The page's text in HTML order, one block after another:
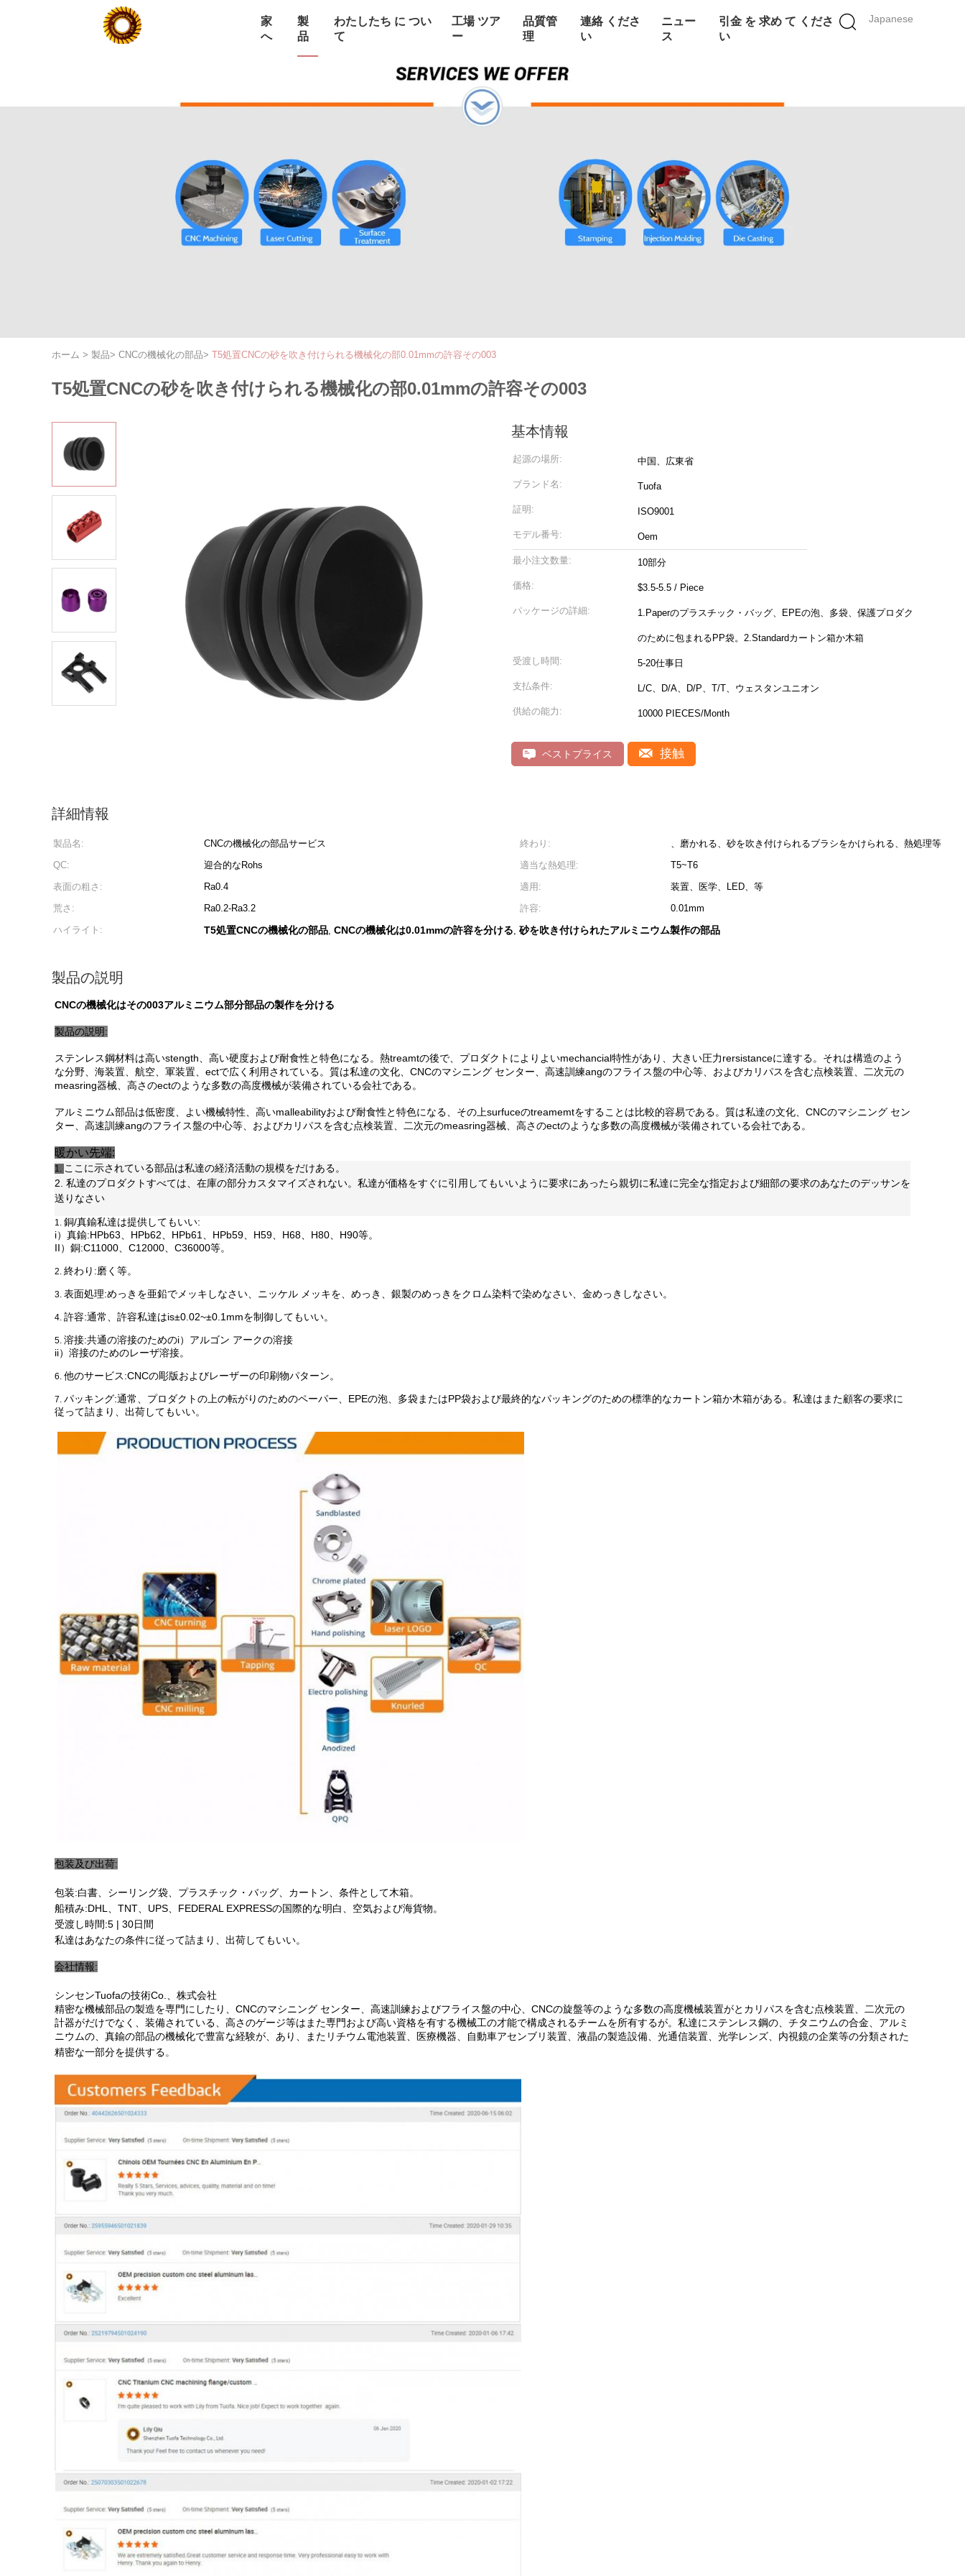
Japanese
家
へ
製
品
わたしたち に つい
て
工場 ツア
ー
品質管
理
連絡 くださ
い
ニュー
ス
引金 を 求め て くださ
い
ホーム > 製品> CNCの機械化の部品> T5処置CNCの砂を吹き付けられる機械化の部0.01mmの許容その003
T5処置CNCの砂を吹き付けられる機械化の部0.01mmの許容その003
基本情報
起源の場所: 中国、広東省
ブランド名: Tuofa
証明: ISO9001
モデル番号: Oem
最小注文数量: 10部分
価格: $3.5-5.5 / Piece
パッケージの詳細: 1.Paperのプラスチック・バッグ、EPEの泡、多袋、保護プロダクト
のために包まれるPP袋。2.Standardカートン箱か木箱
受渡し時間: 5-20仕事日
支払条件: L/C、D/A、D/P、T/T、ウェスタンユニオン
供給の能力: 10000 PIECES/Month
ベストプライス 接触
詳細情報
製品名: CNCの機械化の部品サービス 終わり:
、磨かれる、砂を吹き付けられるブラシをかけられる、熱処理等
QC:
迎合的なRohs 適当な熱処理:
T5~T6
表面の粗さ:
Ra0.4 適用:
装置、医学、LED、等
荒さ:
Ra0.2-Ra3.2 許容:
0.01mm
ハイライト:
T5処置CNCの機械化の部品, CNCの機械化は0.01mmの許容を分ける, 砂を吹き付けられたアルミニウム製作の部品
製品の説明
CNCの機械化はその003アルミニウム部分部品の製作を分ける
製品の説明:
ステンレス鋼材料は高いstength、高い硬度および耐食性と特色になる。熱treamtの後で、プロダクトによりよいmechancial特性があり、大きい圧力rersistanceに達する。それは構造のよう
な分野、海装置、航空、軍装置、ectで広く利用されている。質は私達の文化、CNCのマシニング センター、高速訓練angのフライス盤の中心等、およびカリパスを含む点検装置、二次元の
measring器械、高さのectのような多数の高度機械が装備されている会社である。
アルミニウム部品は低密度、よい機械特性、高いmalleabilityおよび耐食性と特色になる、その上surfuceのtreamemtをすることは比較的容易である。質は私達の文化、CNCのマシニング セン
ター、高速訓練angのフライス盤の中心等、およびカリパスを含む点検装置、二次元のmeasring器械、高さのectのような多数の高度機械が装備されている会社である。
暖かい先端:
1. ここに示されている部品は私達の経済活動の規模をだけある。
2. 私達のプロダクトすべては、在庫の部分カスタマイズされない。私達が価格をすぐに引用してもいいように要求にあったら親切に私達に完全な指定および細部の要求のあなたのデッサンを
送りなさい
1. 銅/真鍮私達は提供してもいい:
i）真鍮:HPb63、HPb62、HPb61、HPb59、H59、H68、H80、H90等。
II）銅:C11000、C12000、C36000等。
2. 終わり:磨く等。
3. 表面処理:めっきを亜鉛でメッキしなさい、ニッケル メッキを、めっき、銀製のめっきをクロム染料で染めなさい、金めっきしなさい。
4. 許容:通常、許容私達はis±0.02~±0.1mmを制御してもいい。
5. 溶接:共通の溶接のためのi）アルゴン アークの溶接
ii）溶接のためのレーザ溶接。
6. 他のサービス:CNCの彫版およびレーザーの印刷物パターン。
7. パッキング:通常、プロダクトの上の転がりのためのペーパー、EPEの泡、多袋またはPP袋および最終的なパッキングのための標準的なカートン箱か木箱がある。私達はまた顧客の要求に
従って詰まり、出荷してもいい。
包装及び出荷:
包装:白書、シーリング袋、プラスチック・バッグ、カートン、条件として木箱。
船積み:DHL、TNT、UPS、FEDERAL EXPRESSの国際的な明白、空気および海貨物。
受渡し時間:5 | 30日間
私達はあなたの条件に従って詰まり、出荷してもいい。
会社情報:
シンセンTuofaの技術Co.、株式会社
精密な機械部品の製造を専門にしたり、CNCのマシニング センター、高速訓練およびフライス盤の中心、CNCの旋盤等のような多数の高度機械装置がとカリパスを含む点検装置、二次元の
計器がだけでなく、装備されている、高さのゲージ等はまた専門および高い資格を有する機械工の才能で構成されるチームを所有するが。私達にステンレス鋼の、チタニウムの合金、アルミ
ニウムの、真鍮の部品の機械化で豊富な経験が、あり、またリチウム電池装置、医療機器、自動車アセンブリ装置、液晶の製造設備、光通信装置、光学レンズ、内視鏡の企業等の分類された
精密な一部分を提供する。